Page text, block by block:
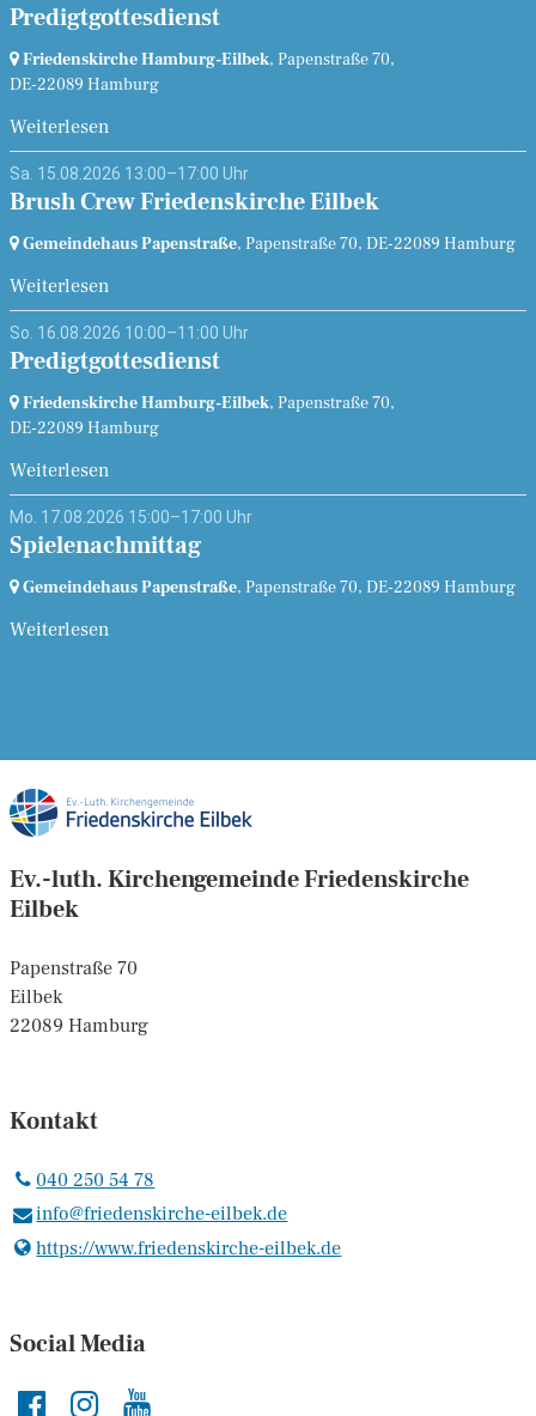
Predigtgottesdienst
Friedenskirche Hamburg-Eilbek, Papenstraße 70,
DE-22089 Hamburg
Weiterlesen
Sa. 15.08.2026 13:00–17:00 Uhr
Brush Crew Friedenskirche Eilbek
Gemeindehaus Papenstraße, Papenstraße 70, DE-22089 Hamburg
Weiterlesen
So. 16.08.2026 10:00–11:00 Uhr
Predigtgottesdienst
Friedenskirche Hamburg-Eilbek, Papenstraße 70,
DE-22089 Hamburg
Weiterlesen
Mo. 17.08.2026 15:00–17:00 Uhr
Spielenachmittag
Gemeindehaus Papenstraße, Papenstraße 70, DE-22089 Hamburg
Weiterlesen
Ev.-luth. Kirchengemeinde Friedenskirche
Eilbek
Papenstraße 70
Eilbek
22089 Hamburg
Kontakt
040 250 54 78
info@​friedenskirche-eilbek.​de
https://www.​friedenskirche-eilbek.​de
Social Media